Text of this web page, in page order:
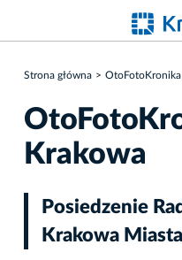
Strona główna
Krakowa
Posiedzenie
Krakowa